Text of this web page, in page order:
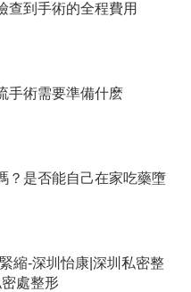
查到手術的全程費用
手術需要準備什麽
？是否能自己在家吃藥墮
縮-深圳怡康|深圳私密整
處整形